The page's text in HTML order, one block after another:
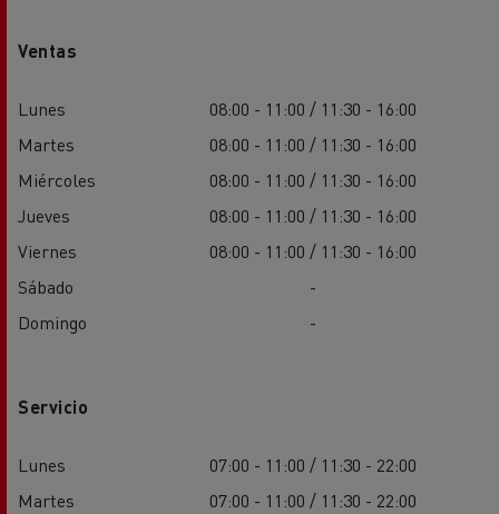
Ventas
Lunes
08:00 - 11:00 / 11:30 - 16:00
Martes
08:00 - 11:00 / 11:30 - 16:00
Miércoles
08:00 - 11:00 / 11:30 - 16:00
Jueves
08:00 - 11:00 / 11:30 - 16:00
Viernes
08:00 - 11:00 / 11:30 - 16:00
Sábado
-
Domingo
-
Servicio
Lunes
07:00 - 11:00 / 11:30 - 22:00
Martes
07:00 - 11:00 / 11:30 - 22:00